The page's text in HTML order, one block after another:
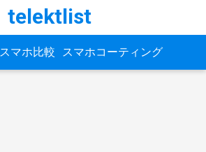
telektlist
スマホ比較 スマホコーティング